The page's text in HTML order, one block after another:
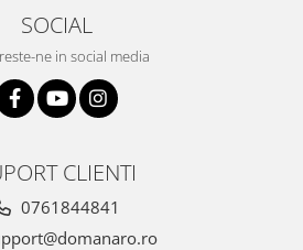
SOCIAL
ne in social media
CLIENTI
0761844841